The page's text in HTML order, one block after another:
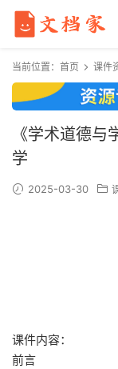
当前位置： 首页 课件
《学术道德
学
2025-03-30
课件内容：
前言